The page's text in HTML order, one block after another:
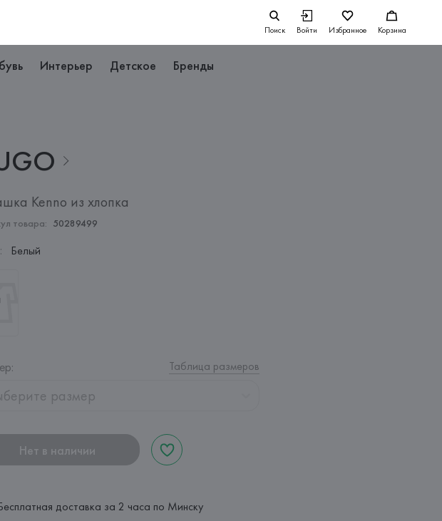
Поиск Войти Избранное Корзина
Интерьер Детское Бренды
Kenno из хлопка
товара: 50289499
: Белый
: Таблица размеров
размер
Нет в наличии
доставка за 2 часа по Минску